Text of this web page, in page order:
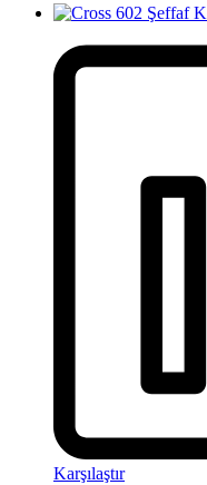
Karşılaştır